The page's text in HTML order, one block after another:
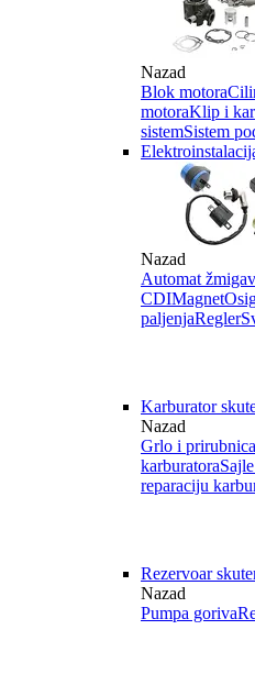
Nazad
Blok motora
motoraKlip i
sistemSistem
Nazad
Automat
CDIMagnet
paljenjaRegler
Karburator
Nazad
Grlo i prirubnica
karburatora
reparaciju
Rezervoar
Nazad
Pumpa goriva